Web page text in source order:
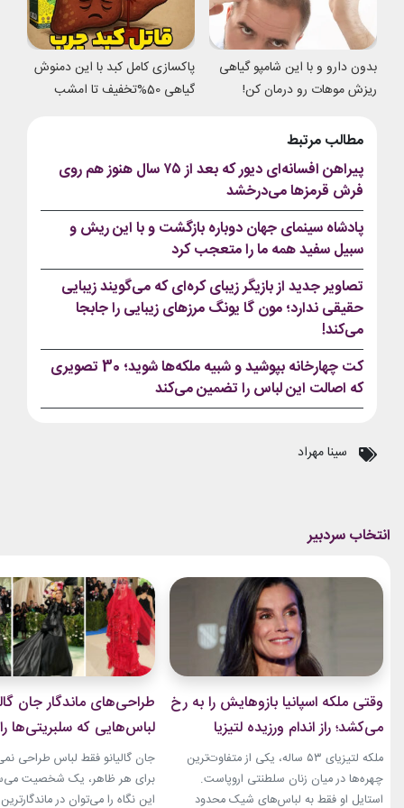
بدون دارو و با این شامپو گیاهی
ریزش موهات رو درمان کن!
پاکسازی کامل کبد با این دمنوش
گیاهی 50%تخفیف تا امشب
مطالب مرتبط
پیراهن افسانه‌ای دیور که بعد از ۷۵ سال هنوز هم روی
فرش قرمزها می‌درخشد
پادشاه سینمای جهان دوباره بازگشت و با این ریش و
سبیل سفید همه ما را متعجب کرد
تصاویر جدید از بازیگر زیبای کره‌ای که می‌گویند زیبایی
حقیقی ندارد؛ مون گا یونگ مرزهای زیبایی را جابجا
می‌کند!
کت چهارخانه بپوشید و شبیه ملکه‌ها شوید؛ 30 تصویری
که اصالت این لباس را تضمین می‌کند
سینا مهراد
وقتی ملکه اسپانیا بازوهایش را به رخ
می‌کشد؛ راز اندام ورزیده لتیزیا
چیست؟
ملکه لتیزیای ۵۳ ساله، یکی از متفاوت‌ترین
چهره‌ها در میان زنان سلطنتی اروپاست.
استایل او فقط به لباس‌های شیک محدود
طراحی‌های ماندگار جان
لباس‌هایی که سلبریتی‌ها
مد بردند
جان گالیانو فقط لباس طراحی
برای هر ظاهر، یک شخصیت
این نگاه را می‌توان در